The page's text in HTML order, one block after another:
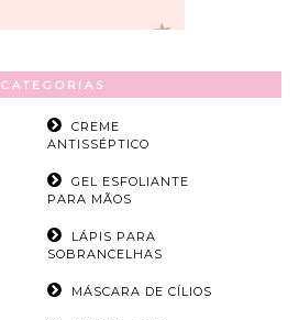
CATEGORIAS
CREME
ANTISSÉPTICO
GEL ESFOLIANTE
PARA MÃOS
LÁPIS PARA
SOBRANCELHAS
MÁSCARA DE CÍLIOS